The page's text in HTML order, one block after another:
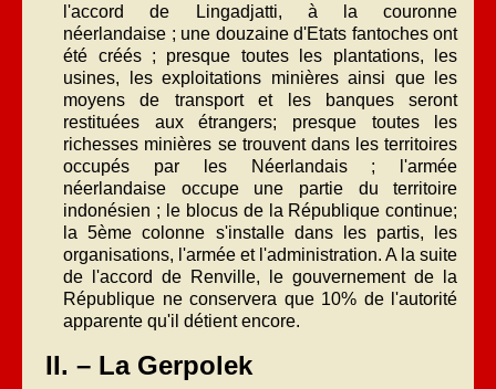
l'accord de Lingadjatti, à la couronne
néerlandaise ; une douzaine d'Etats fantoches ont
été créés ; presque toutes les plantations, les
usines, les exploitations minières ainsi que les
moyens de transport et les banques seront
restituées aux étrangers; presque toutes les
richesses minières se trouvent dans les territoires
occupés par les Néerlandais ; l'armée
néerlandaise occupe une partie du territoire
indonésien ; le blocus de la République continue;
la 5ème colonne s'installe dans les partis, les
organisations, l'armée et l'administration. A la suite
de l'accord de Renville, le gouvernement de la
République ne conservera que 10% de l'autorité
apparente qu'il détient encore.
II. – La Gerpolek